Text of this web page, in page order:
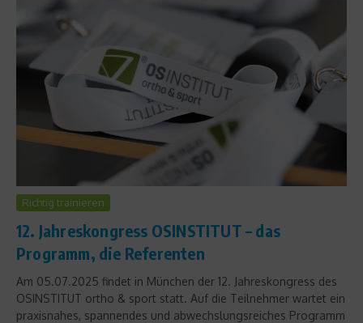
Richtig trainieren
12. Jahreskongress OSINSTITUT – das
Programm, die Referenten
Am 05.07.2025 findet in München der 12. Jahreskongress des
OSINSTITUT ortho & sport statt. Auf die Teilnehmer wartet ein
praxisnahes, spannendes und abwechslungsreiches Programm